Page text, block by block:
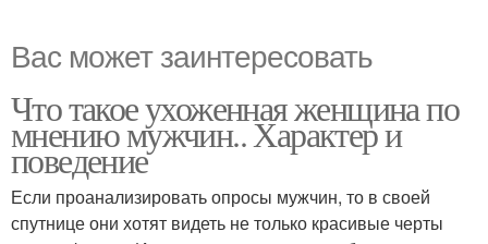
Вас может заинтересовать
Что такое ухоженная женщина по
мнению мужчин.. Характер и
поведение
Если проанализировать опросы мужчин, то в своей
спутнице они хотят видеть не только красивые черты